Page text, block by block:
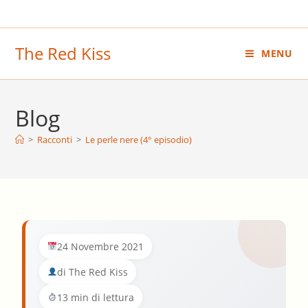
al
The Red Kiss MENU
Blog
> Racconti > Le perle nere (4° episodio)
24 Novembre 2021
di The Red Kiss
13 min di lettura